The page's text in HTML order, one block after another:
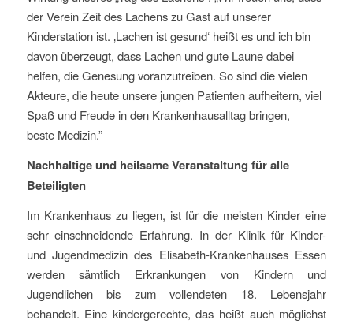
der Verein Zeit des Lachens zu Gast auf unserer
Kinderstation ist. ‚Lachen ist gesund‘ heißt es und ich bin
davon überzeugt, dass Lachen und gute Laune dabei
helfen, die Genesung voranzutreiben. So sind die vielen
Akteure, die heute unsere jungen Patienten aufheitern, viel
Spaß und Freude in den Krankenhausalltag bringen,
beste Medizin.”
Nachhaltige und heilsame Veranstaltung für alle
Beteiligten
Im Krankenhaus zu liegen, ist für die meisten Kinder eine
sehr einschneidende Erfahrung. In der Klinik für Kinder-
und Jugendmedizin des Elisabeth-Krankenhauses Essen
werden sämtlich Erkrankungen von Kindern und
Jugendlichen bis zum vollendeten 18. Lebensjahr
behandelt. Eine kindergerechte, das heißt auch möglichst